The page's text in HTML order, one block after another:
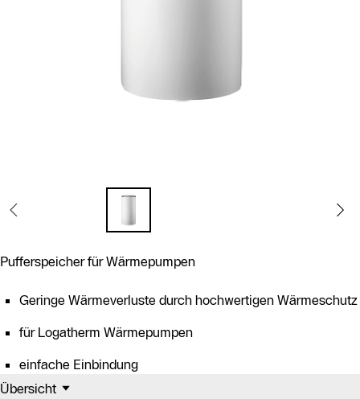
Pufferspeicher für Wärmepumpen
Geringe Wärmeverluste durch hochwertigen Wärmeschutz
für Logatherm Wärmepumpen
einfache Einbindung
Übersicht